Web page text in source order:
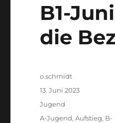
B1-
die
Autor
o.schmidt
Veröffentlicht
13. Juni 2023
Kategorien
Jugend
Schlagwörter
A-Jugend,Aufstieg, B-